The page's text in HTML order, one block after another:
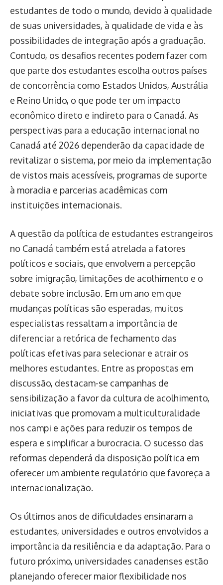
estudantes de todo o mundo, devido à qualidade
de suas universidades, à qualidade de vida e às
possibilidades de integração após a graduação.
Contudo, os desafios recentes podem fazer com
que parte dos estudantes escolha outros países
de concorrência como Estados Unidos, Austrália
e Reino Unido, o que pode ter um impacto
econômico direto e indireto para o Canadá. As
perspectivas para a educação internacional no
Canadá até 2026 dependerão da capacidade de
revitalizar o sistema, por meio da implementação
de vistos mais acessíveis, programas de suporte
à moradia e parcerias acadêmicas com
instituições internacionais.
A questão da política de estudantes estrangeiros
no Canadá também está atrelada a fatores
políticos e sociais, que envolvem a percepção
sobre imigração, limitações de acolhimento e o
debate sobre inclusão. Em um ano em que
mudanças políticas são esperadas, muitos
especialistas ressaltam a importância de
diferenciar a retórica de fechamento das
políticas efetivas para selecionar e atrair os
melhores estudantes. Entre as propostas em
discussão, destacam-se campanhas de
sensibilização a favor da cultura de acolhimento,
iniciativas que promovam a multiculturalidade
nos campi e ações para reduzir os tempos de
espera e simplificar a burocracia. O sucesso das
reformas dependerá da disposição política em
oferecer um ambiente regulatório que favoreça a
internacionalização.
Os últimos anos de dificuldades ensinaram a
estudantes, universidades e outros envolvidos a
importância da resiliência e da adaptação. Para o
futuro próximo, universidades canadenses estão
planejando oferecer maior flexibilidade nos